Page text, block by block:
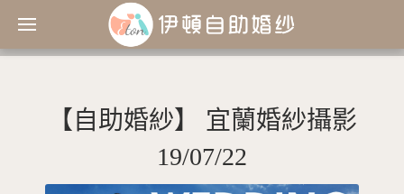
【自助婚紗】 宜蘭婚紗攝影
19/07/22